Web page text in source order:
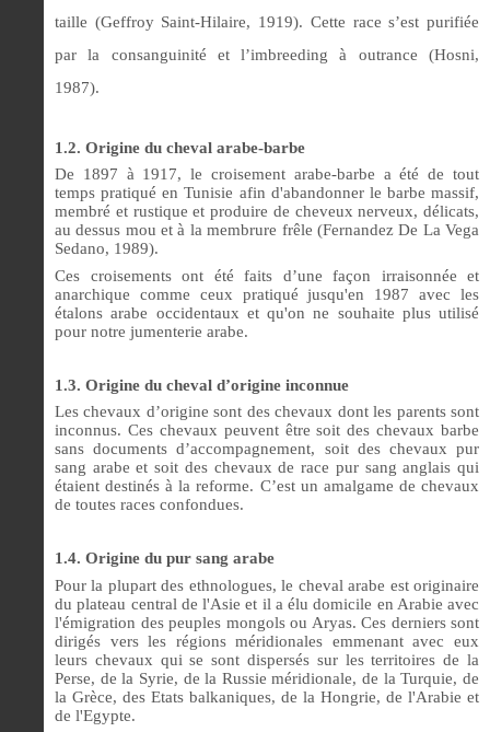
taille (Geffroy Saint-Hilaire, 1919). Cette race s’est purifiée
par la consanguinité et l’imbreeding à outrance (Hosni,
1987).
1.2. Origine du cheval arabe-barbe
De 1897 à 1917, le croisement arabe-barbe a été de tout
temps pratiqué en Tunisie afin d'abandonner le barbe massif,
membré et rustique et produire de cheveux nerveux, délicats,
au dessus mou et à la membrure frêle (Fernandez De La Vega
Sedano, 1989).
Ces croisements ont été faits d’une façon irraisonnée et
anarchique comme ceux pratiqué jusqu'en 1987 avec les
étalons arabe occidentaux et qu'on ne souhaite plus utilisé
pour notre jumenterie arabe.
1.3. Origine du cheval d’origine inconnue
Les chevaux d’origine sont des chevaux dont les parents sont
inconnus. Ces chevaux peuvent être soit des chevaux barbe
sans documents d’accompagnement, soit des chevaux pur
sang arabe et soit des chevaux de race pur sang anglais qui
étaient destinés à la reforme. C’est un amalgame de chevaux
de toutes races confondues.
1.4. Origine du pur sang arabe
Pour la plupart des ethnologues, le cheval arabe est originaire
du plateau central de l'Asie et il a élu domicile en Arabie avec
l'émigration des peuples mongols ou Aryas. Ces derniers sont
dirigés vers les régions méridionales emmenant avec eux
leurs chevaux qui se sont dispersés sur les territoires de la
Perse, de la Syrie, de la Russie méridionale, de la Turquie, de
la Grèce, des Etats balkaniques, de la Hongrie, de l'Arabie et
de l'Egypte.